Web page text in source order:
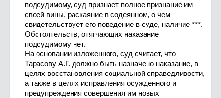
подсудимому, суд признает полное признание им
своей вины, раскаяние в содеянном, о чем
свидетельствует его поведение в суде, наличие ***.
Обстоятельств, отягчающих наказание
подсудимому нет.
На основании изложенного, суд считает, что
Тарасову А.Г. должно быть назначено наказание, в
целях восстановления социальной справедливости,
а также в целях исправления осужденного и
предупреждения совершения им новых